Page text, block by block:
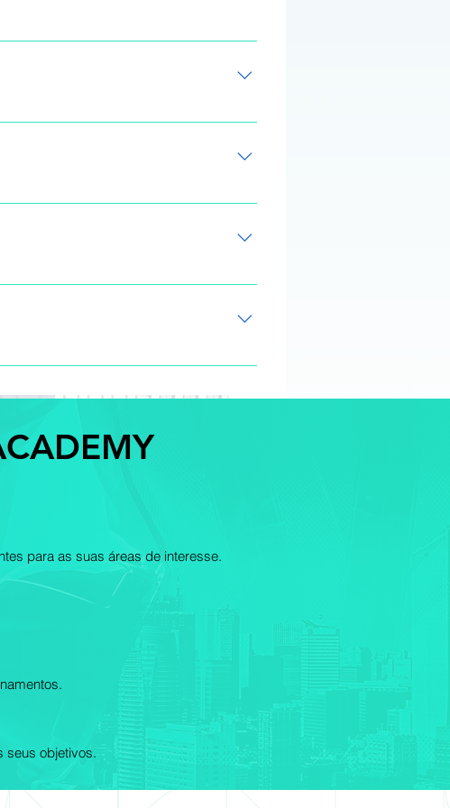
de informações o Formatos de
de arquivos CAD o Criação
dos andares o Telhados o Escadas
de coordenadas o Informações de
problemas da vista o Conclusão do
o Legendas e vistas de detalhes o
Módulo 05 o Conclusão do
para as suas áreas de interesse.
seus objetivos.